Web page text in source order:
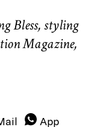
Bless, styling
Magazine,
App